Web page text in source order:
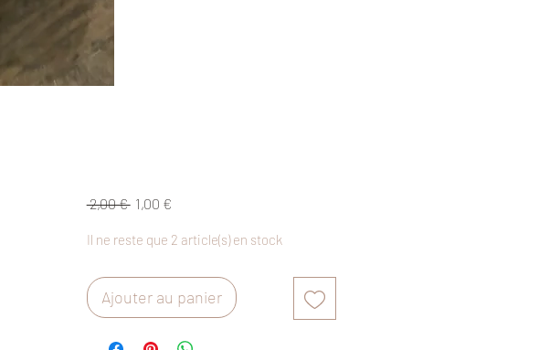
2,00 € Prix
1,00 €Prix
Il ne reste que 2 article(s) en stock
Ajouter au panier